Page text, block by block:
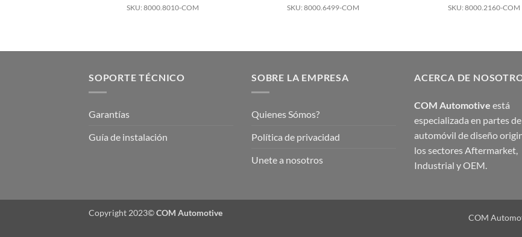
SKU: 8000.8010-COM SKU: 8000.6499-COM SKU: 8000.2160-COM
SOPORTE TÉCNICO
Garantías
Guía de instalación
SOBRE LA EMPRESA
Quienes Sómos?
Política de privacidad
Unete a nosotros
ACERCA DE
COM Automotive está
especializada en partes de
automóvil de diseño
los sectores Aftermarket,
Industrial y OEM.
COM
Copyright 2023©COM Automotive